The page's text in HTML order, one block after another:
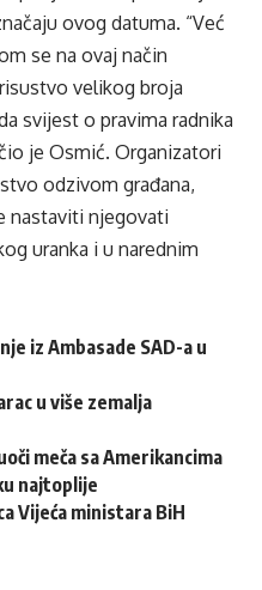
ovog datuma. “Već
se na ovaj način
velikog broja
svijest o pravima radnika
je Osmić. Organizatori
odzivom građana,
nastaviti njegovati
uranka i u narednim
iz Ambasade SAD-a u
u više zemalja
meča sa Amerikancima
najtoplije
Vijeća ministara BiH